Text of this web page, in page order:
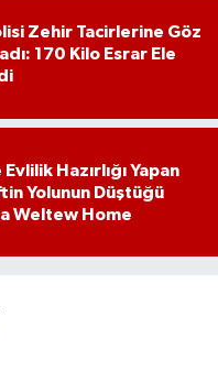
Zehir Tacirlerine Göz
170 Kilo Esrar Ele
Hazırlığı Yapan
Yolunun Düştüğü
Weltew Home